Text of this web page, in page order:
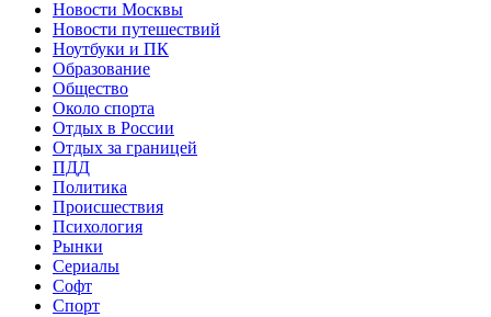
Новости Москвы
Новости путешествий
Ноутбуки и ПК
Образование
Общество
Около спорта
Отдых в России
Отдых за границей
ПДД
Политика
Происшествия
Психология
Рынки
Сериалы
Софт
Спорт